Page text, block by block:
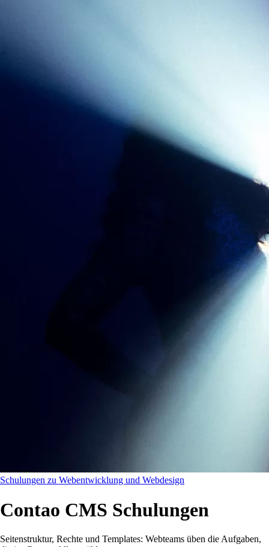
Schulungen zu Webentwicklung und Webdesign
Contao CMS Schulungen
Seitenstruktur, Rechte und Templates: Webteams üben die Aufgaben,